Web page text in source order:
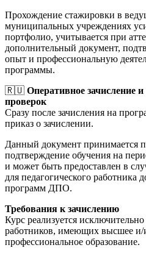
Прохождение стажировки в
муниципальных учреждениях
портфолио, учитывается при
дополнительный документ,
опыт и профессиональную
программы.
🇷🇺 Оперативное зачисление
проверок
Сразу после зачисления на
приказ о зачислении.
Данный документ принимается
подтверждение обучения на
и может быть предоставлен в
для педагогического работника
программ ДПО.
Требования к зачислению
Курс реализуется
работников, имеющих высшее и/
профессиональное образование.